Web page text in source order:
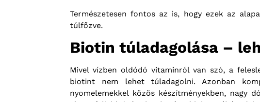
Természetesen fontos az is, hogy ezek az
túlfőzve.
Biotin túladagolása –
Mivel vízben oldódó vitaminról van szó, a
biotint nem lehet túladagolni. Azonban
nyomelemekkel közös készítményekben, nagy